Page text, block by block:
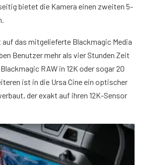
bietet die Kamera einen zweiten 5-
auf das mitgelieferte Blackmagic Media
Benutzer mehr als vier Stunden Zeit
RAW in 12K oder sogar 20
ist in die Ursa Cine ein optischer
der exakt auf ihren 12K-Sensor